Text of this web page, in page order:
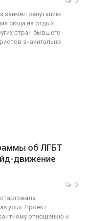
заимел репутацию
сюда на отдых
стран бывшего
значительно
об ЛГБТ
движение
0
you». Проект
отношению к